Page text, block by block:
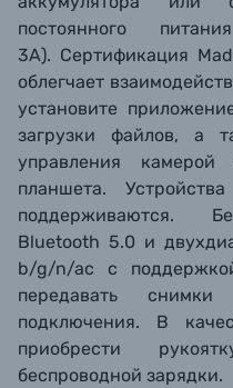
постоянного
3А). Сертификация
облегчает
установите
загрузки файлов, а
управления
планшета.
поддерживаются.
Bluetooth 5.0 и
b/g/n/ac с
передавать
подключения. В
приобрести
беспроводной зарядки.